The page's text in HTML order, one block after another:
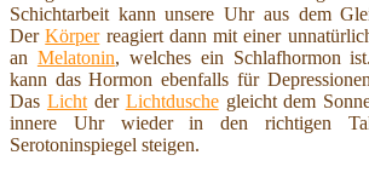
Schichtarbeit kann unsere Uhr aus dem
DerKörperreagiert dann mit einer
an Melatonin, welches ein Schlafhormon
kann das Hormon ebenfalls für
Das Lichtder Lichtduschegleicht dem
innere Uhr wieder in den richtigen
Serotoninspiegel steigen.